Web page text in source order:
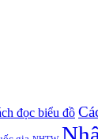
đọc biểu đồ